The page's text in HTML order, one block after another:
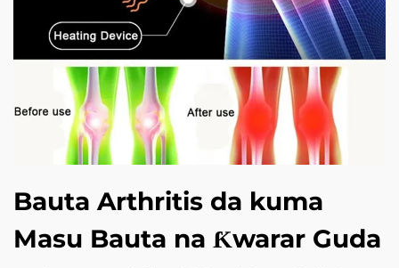
Bauta Arthritis da kuma
Masu Bauta na Ƙwarar Guda